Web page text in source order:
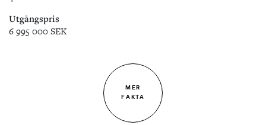
Utgångspris
6 995 000 SEK
MER
FAKTA